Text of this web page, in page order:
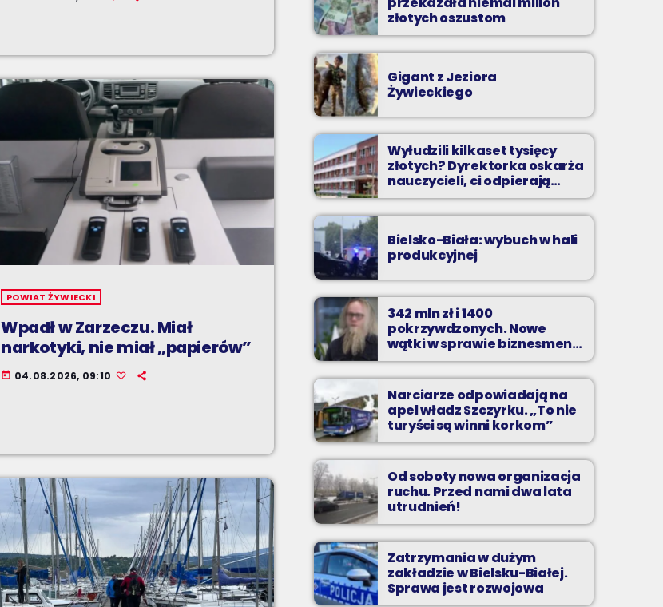
POWIAT ŻYWIECKI
Wpadł w Zarzeczu. Miał
narkotyki, nie miał „papierów”
today 04.08.2026, 09:10
złotych oszustom
Gigant z Jeziora
Żywieckiego
Wyłudzili kilkaset tysięcy
złotych? Dyrektorka oskarża
nauczycieli, ci odpierają
zarzuty
Bielsko-Biała: wybuch w hali
produkcyjnej
342 mln zł i 1400
pokrzywdzonych. Nowe
wątki w sprawie biznesmena
z Bielska-Białej
Narciarze odpowiadają na
apel władz Szczyrku. „To nie
turyści są winni korkom”
Od soboty nowa organizacja
ruchu. Przed nami dwa lata
utrudnień!
Zatrzymania w dużym
zakładzie w Bielsku-Białej.
Sprawa jest rozwojowa